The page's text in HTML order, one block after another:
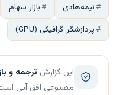
نیمه‌هادی
بازار سهام
پردازشگر گرافیکی (GPU)
این گزارش ترجمه و
مصنوعی افق آبی است